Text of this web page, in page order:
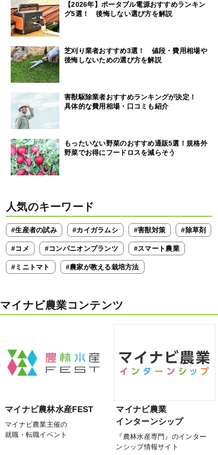
【2026年】ポータブル電源おすすめランキン
グ5選！ 後悔しない選び方を解説
芝刈り業者おすすめ3選！ 値段・費用相場や
後悔しないための選び方を解説
害獣駆除業者おすすめランキングが決定！
具体的な費用相場・口コミも紹介
もったいない野菜のおすすめ通販5選！規格外
野菜でお得にフードロスを減らそう
人気のキーワード
#生産者の試み #カイガラムシ #害獣対策 #除草剤
#コメ #コンパニオンプランツ #スマート農業
#ミニトマト #農家が教える栽培方法
マイナビ農業コンテンツ
マイナビ農林水産FEST
マイナビ農業主催の
就職・転職イベント
マイナビ農業
インターンシップ
『農林水産専門』のインター
ンシップ情報サイト